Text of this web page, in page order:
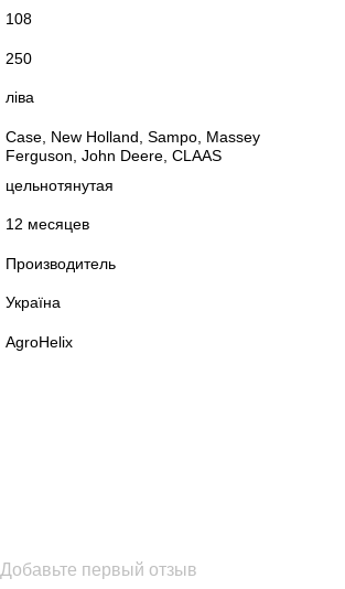
108
250
ліва
Case, New Holland, Sampo, Massey
Ferguson, John Deere, CLAAS
цельнотянутая
12 месяцев
Производитель
Україна
AgroHelix
Добавьте первый отзыв